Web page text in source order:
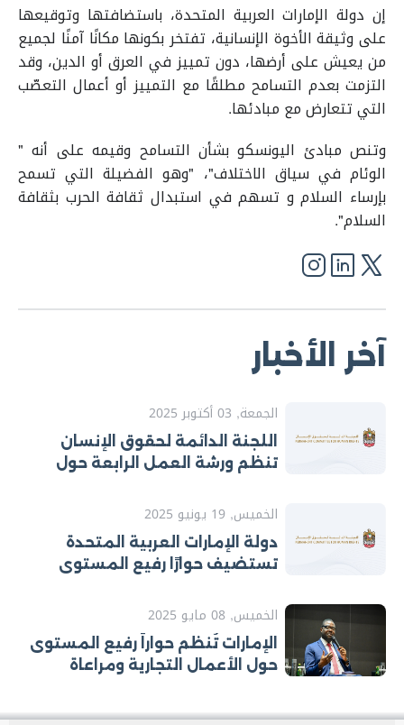
إن دولة الإمارات العربية المتحدة، باستضافتها وتوقيعها
على وثيقة الأخوة الإنسانية، تفتخر بكونها مكانًا آمنًا لجميع
من يعيش على أرضها، دون تمييز في العرق أو الدين، وقد
التزمت بعدم التسامح مطلقًا مع التمييز أو أعمال التعصّب
التي تتعارض مع مبادئها.
وتنص مبادئ اليونسكو بشأن التسامح وقيمه على أنه "
الوئام في سياق الاختلاف"، "وهو الفضيلة التي تسمح
بإرساء السلام و تسهم في استبدال ثقافة الحرب بثقافة
السلام".
آخر الأخبار
الجمعة, 03 أكتوبر 2025
اللجنة الدائمة لحقوق الإنسان
تنظم ورشة العمل الرابعة حول
التوصيات الصادرة عن الآليات
الخميس, 19 يونيو 2025
دولة الإمارات العربية المتحدة
تستضيف حوارًا رفيع المستوى
الإقليمية لحقوق الإنسان
الخميس, 08 مايو 2025
الإمارات تُنظم حواراً رفيع المستوى
حول الأعمال التجارية ومراعاة